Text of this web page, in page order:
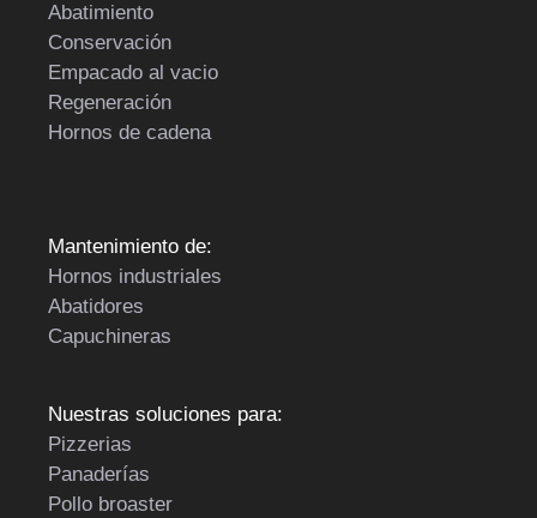
Abatimiento
Conservación
Empacado al vacio
Regeneración
Hornos de cadena
Mantenimiento de:
Hornos industriales
Abatidores
Capuchineras
Nuestras soluciones para:
Pizzerias
Panaderías
Pollo broaster